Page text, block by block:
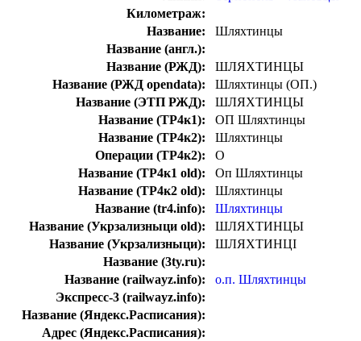
Километраж:
Название:
Шляхтинцы
Название (англ.):
Название (РЖД):
ШЛЯХТИНЦЫ
Название (РЖД opendata):
Шляхтинцы (ОП.)
Название (ЭТП РЖД):
ШЛЯХТИНЦЫ
Название (ТР4к1):
ОП Шляхтинцы
Название (ТР4к2):
Шляхтинцы
Операции (ТР4к2):
О
Название (ТР4к1 old):
Оп Шляхтинцы
Название (ТР4к2 old):
Шляхтинцы
Название (tr4.info):
Шляхтинцы
Название (Укрзализныци old):
ШЛЯХТИНЦЫ
Название (Укрзализныци):
ШЛЯХТИНЦІ
Название (3ty.ru):
Название (railwayz.info):
о.п. Шляхтинцы
Экспресс-3 (railwayz.info):
Название (Яндекс.Расписания):
Адрес (Яндекс.Расписания):